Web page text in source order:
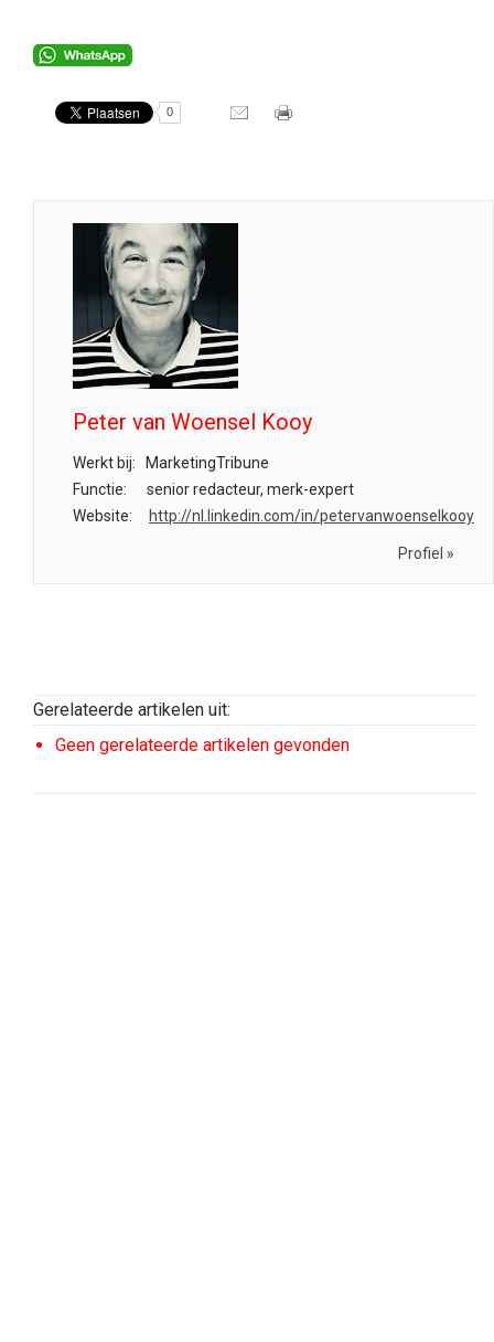
0
Peter van Woensel Kooy
Werkt bij:
MarketingTribune
Functie:
senior redacteur, merk-expert
Website:
http://nl.linkedin.com/in/petervanwoenselkooy
Profiel »
Gerelateerde artikelen uit:
Geen gerelateerde artikelen gevonden